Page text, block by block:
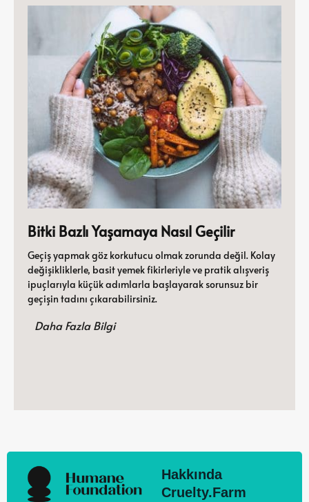
Bitki Bazlı Yaşamaya Nasıl Geçilir
Geçiş yapmak göz korkutucu olmak zorunda değil. Kolay
değişikliklerle, basit yemek fikirleriyle ve pratik alışveriş
ipuçlarıyla küçük adımlarla başlayarak sorunsuz bir
geçişin tadını çıkarabilirsiniz.
Daha Fazla Bilgi
Hakkında
Cruelty.Farm